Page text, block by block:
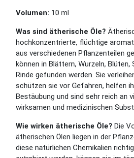
Volumen: 10 ml
Was sind ätherische Öle?
hochkonzentrierte, flüchtige
aus verschiedenen Pflanzenteilen
können in Blättern, Wurzeln, Blüten,
Rinde gefunden werden. Sie
schützen sie vor Gefahren, helfen
Bestäubung und sind sehr reich an
wirksamen und medizinischen
Wie wirken ätherische Öle? Die
ätherischen Ölen liegen in der
diese natürlichen Chemikalien